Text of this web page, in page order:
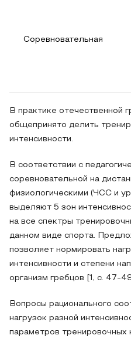
Соревновательная
В практике отечественной
общепринято делить
интенсивности.
В соответствии с
соревновательной на
физиологическими (ЧСС и
выделяют 5 зон
на все спектры
данном виде спорта.
позволяет нормировать
интенсивности и степени
организм гребцов [1, с. 47-
Вопросы рационального
нагрузок разной
параметров тренировочных